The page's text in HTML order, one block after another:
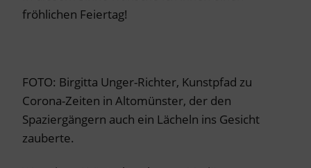
fröhlichen Feiertag!
FOTO: Birgitta Unger-Richter, Kunstpfad zu
Corona-Zeiten in Altomünster, der den
Spaziergängern auch ein Lächeln ins Gesicht
zauberte.